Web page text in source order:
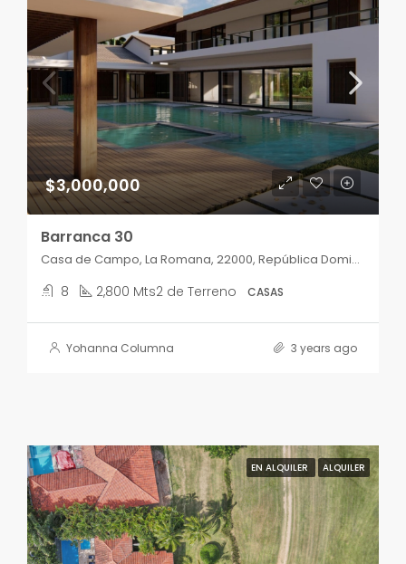
$3,000,000
Barranca 30
Casa de Campo, La Romana, 22000, República Dominicana
8 2,800 Mts2 de Terreno CASAS
Yohanna Columna 3 years ago
EN ALQUILER ALQUILER